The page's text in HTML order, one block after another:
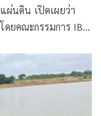
ผ่นดิน เปิดเผยว่า
ยคณะกรรมการ IBC